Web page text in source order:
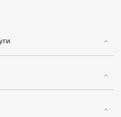
с плоским экраном и
удобств, включая бесплатный